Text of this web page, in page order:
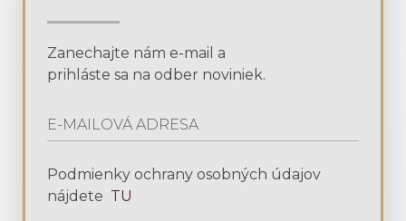
Zanechajte nám e-mail a
prihláste sa na odber noviniek.
Podmienky ochrany osobných údajov
nájdete TU